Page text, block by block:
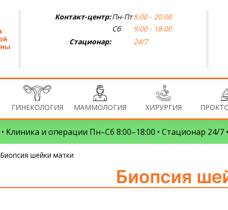
Контакт-центр:Пн-Пт
Сб
8:00 - 20:00
9:00 - 18:00
Стационар:
24/7
ГИНЕКОЛОГИЯ МАММОЛОГИЯ ХИРУРГИЯ
• Клиника и операции Пн–Сб 8:00–18:00 • Стационар 24/
Биопсия шейки матки
Биопсия